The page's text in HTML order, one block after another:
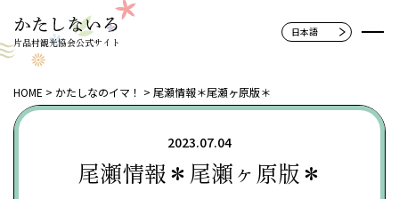
片品村観光協会公式サイト
HOME かたしなのイマ！ 尾瀬情報＊尾瀬ヶ原版＊
2023.07.04
尾瀬情報＊尾瀬ヶ原版＊